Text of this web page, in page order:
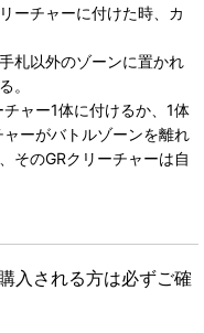
ーチャーに付けた時、カ
札以外のゾーンに置かれ
。
ャー1体に付けるか、1体
ーがバトルゾーンを離れ
そのGRクリーチャーは自
入される方は必ずご確